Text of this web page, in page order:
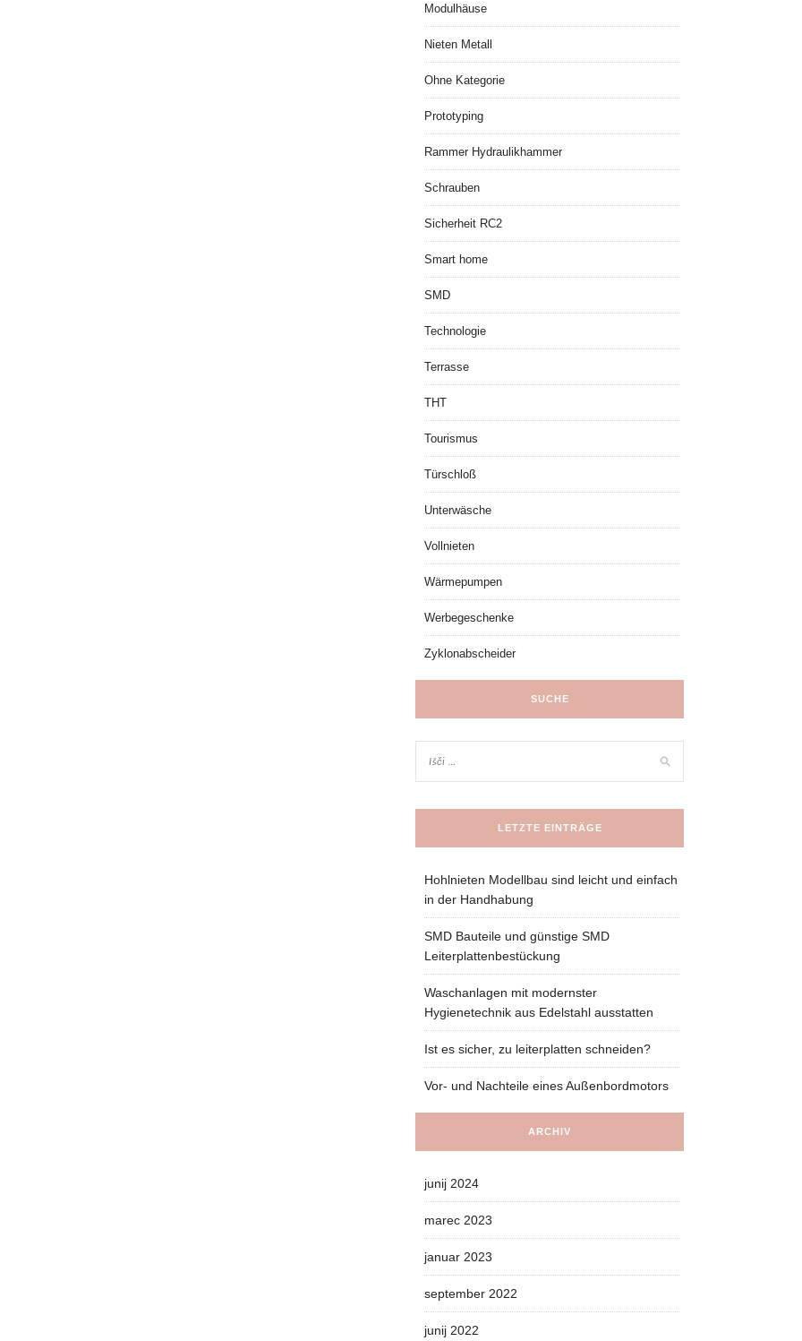
Modulhäuse
Nieten Metall
Ohne Kategorie
Prototyping
Rammer Hydraulikhammer
Schrauben
Sicherheit RC2
Smart home
SMD
Technologie
Terrasse
THT
Tourismus
Türschloß
Unterwäsche
Vollnieten
Wärmepumpen
Werbegeschenke
Zyklonabscheider
SUCHE
LETZTE EINTRÄGE
Hohlnieten Modellbau sind leicht und einfach
in der Handhabung
SMD Bauteile und günstige SMD
Leiterplattenbestückung
Waschanlagen mit modernster
Hygienetechnik aus Edelstahl ausstatten
Ist es sicher, zu leiterplatten schneiden?
Vor- und Nachteile eines Außenbordmotors
ARCHIV
junij 2024
marec 2023
januar 2023
september 2022
junij 2022